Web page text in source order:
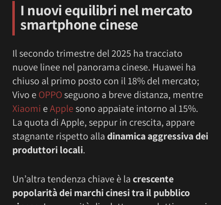
I nuovi equilibri nel mercato
smartphone cinese
Il secondo trimestre del 2025 ha tracciato
nuove linee nel panorama cinese. Huawei ha
chiuso al primo posto con il 18% del mercato;
Vivo e OPPOseguono a breve distanza, mentre
Xiaomi eApplesono appaiate intorno al 15%.
La quota di Apple, seppur in crescita, appare
stagnante rispetto alladinamica aggressiva dei
produttori locali.
Un’altra tendenza chiave è lacrescente
popolarità dei marchi cinesi tra il pubblico